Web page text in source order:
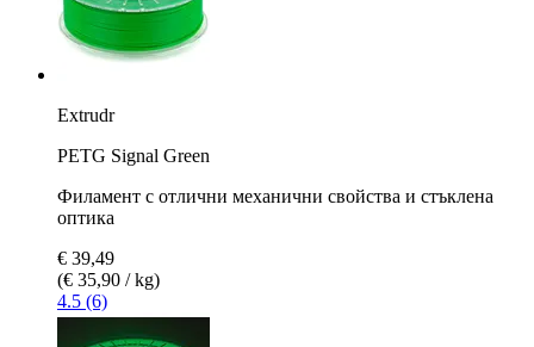
Extrudr
PETG Signal Green
Филамент с отлични механични свойства и стъклена
оптика
€ 39,49
(€ 35,90 / kg)
4.5 (6)